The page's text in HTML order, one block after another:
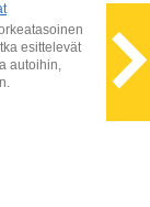
esittelevät
autoihin,